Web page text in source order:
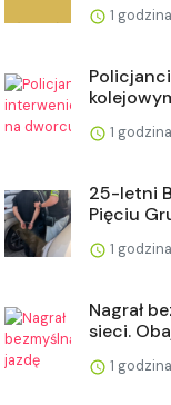
1
1
25-letni
Pięciu
1
Nagrał
sieci.
1